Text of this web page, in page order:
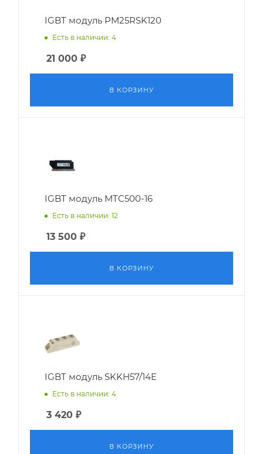
IGBT модуль PM25RSK120
Есть в наличии: 4
21 000 ₽
В КОРЗИНУ
IGBT модуль MTC500-16
Есть в наличии: 12
13 500 ₽
В КОРЗИНУ
IGBT модуль SKKH57/14E
Есть в наличии: 4
3 420 ₽
В КОРЗИНУ